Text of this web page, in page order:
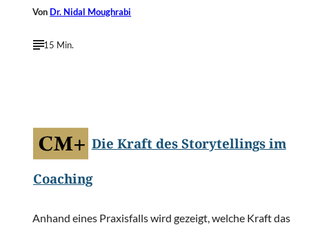
Von Dr. Nidal Moughrabi
15 Min.
Die Kraft des Storytellings im
Coaching
Anhand eines Praxisfalls wird gezeigt, welche Kraft das